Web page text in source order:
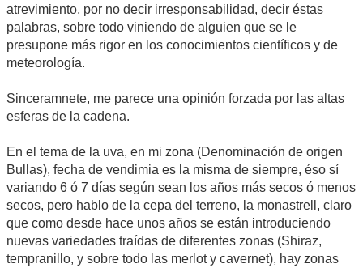
atrevimiento, por no decir irresponsabilidad, decir éstas
palabras, sobre todo viniendo de alguien que se le
presupone más rigor en los conocimientos científicos y de
meteorología.
Sinceramnete, me parece una opinión forzada por las altas
esferas de la cadena.
En el tema de la uva, en mi zona (Denominación de origen
Bullas), fecha de vendimia es la misma de siempre, éso sí
variando 6 ó 7 días según sean los años más secos ó menos
secos, pero hablo de la cepa del terreno, la monastrell, claro
que como desde hace unos años se están introduciendo
nuevas variedades traídas de diferentes zonas (Shiraz,
tempranillo, y sobre todo las merlot y cavernet), hay zonas